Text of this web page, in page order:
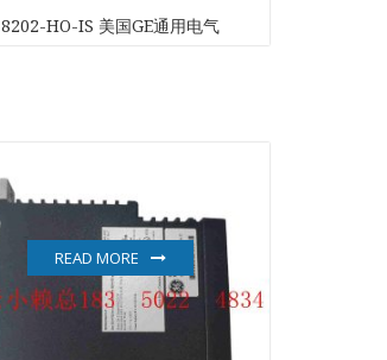
8202-HO-IS 美国GE通用电气
READ MORE